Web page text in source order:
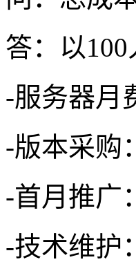
答：以
-服务器月
-版本采购
-首月推广
-技术维护